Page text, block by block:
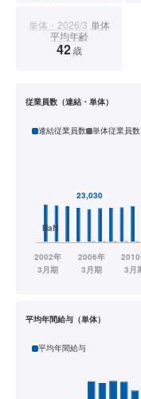
単体・2026/3 単体
平均年齢
42歳
従業員数（連結・単体）
連結従業員数 単体従業員数
平均年間給与（単体）
平均年間給与